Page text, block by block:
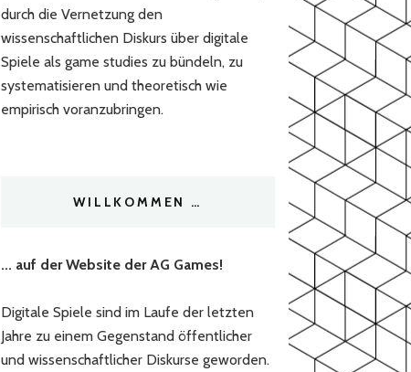
durch die Vernetzung den
wissenschaftlichen Diskurs über digitale
Spiele als game studies zu bündeln, zu
systematisieren und theoretisch wie
empirisch voranzubringen.
WILLKOMMEN …
... auf der Website der AG Games!
Digitale Spiele sind im Laufe der letzten
Jahre zu einem Gegenstand öffentlicher
und wissenschaftlicher Diskurse geworden.